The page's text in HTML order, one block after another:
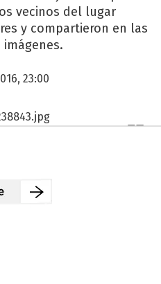
vecinos del lugar
y compartieron en las
imágenes.
23:00